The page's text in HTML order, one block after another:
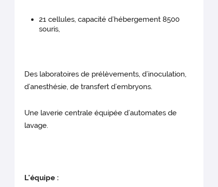
21 cellules, capacité d’hébergement 8500
souris,
Des laboratoires de prélèvements, d’inoculation,
d’anesthésie, de transfert d’embryons.
Une laverie centrale équipée d’automates de
lavage.
L'équipe :